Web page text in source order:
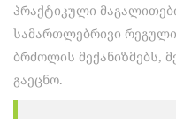
პრაქტიკული
სამართლებრივი
ბრძოლის მექანიზმებს,
გაეცნო.